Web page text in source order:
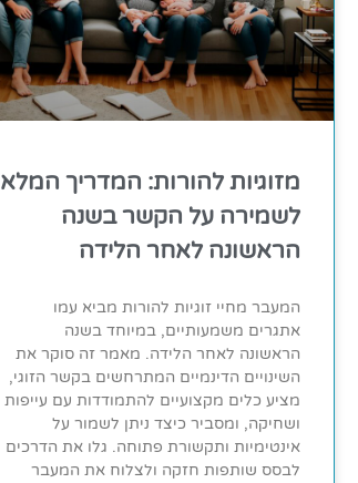
מזוגיות להורות: המדריך המלא
לשמירה על הקשר בשנה
הראשונה לאחר הלידה
המעבר מחיי זוגיות להורות מביא עמו
אתגרים משמעותיים, במיוחד בשנה
הראשונה לאחר הלידה. מאמר זה סוקר את
השינויים הדינמיים המתרחשים בקשר הזוגי,
מציע כלים מקצועיים להתמודדות עם עייפות
ושחיקה, ומסביר כיצד ניתן לשמור על
אינטימיות ותקשורת פתוחה. גלו את הדרכים
לבסס שותפות חזקה ולצלוח את המעבר